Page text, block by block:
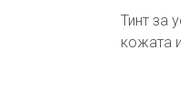
Тинт за
кожата